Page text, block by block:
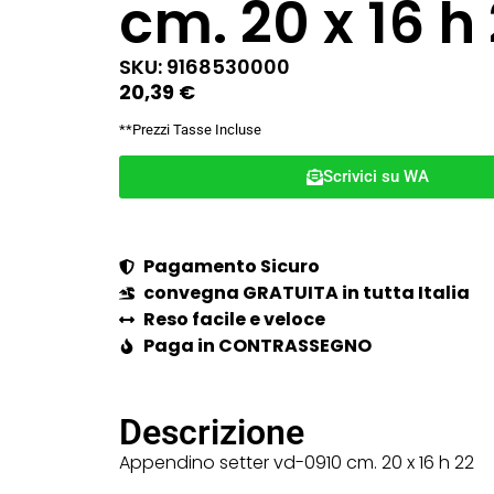
cm. 20 x 16 h
SKU: 9168530000
20,39 €
**Prezzi Tasse Incluse
Scrivici su WA
Pagamento Sicuro
convegna GRATUITA in tutta Italia
Reso facile e veloce
Paga in CONTRASSEGNO
Descrizione
Appendino setter vd-0910 cm. 20 x 16 h 22